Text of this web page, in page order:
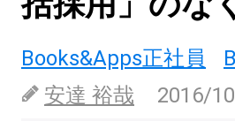
Books&Apps正社員
安達 裕哉
2016/